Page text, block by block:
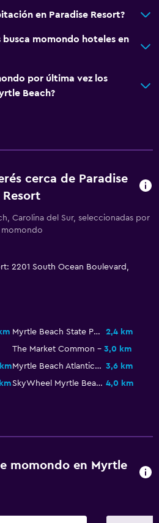
en Paradise Resort?
busca momondo hoteles en
por última vez los
Beach?
cerca de Paradise
Resort
Carolina del Sur, seleccionadas por
momondo
2201 South Ocean Boulevard,
Myrtle Beach State Park
2,4 km
The Market Common
3,0 km
Myrtle Beach Atlantic Coast Line Railroad Station 3,6 km
SkyWheel Myrtle Beach 4,0 km
momondo en Myrtle